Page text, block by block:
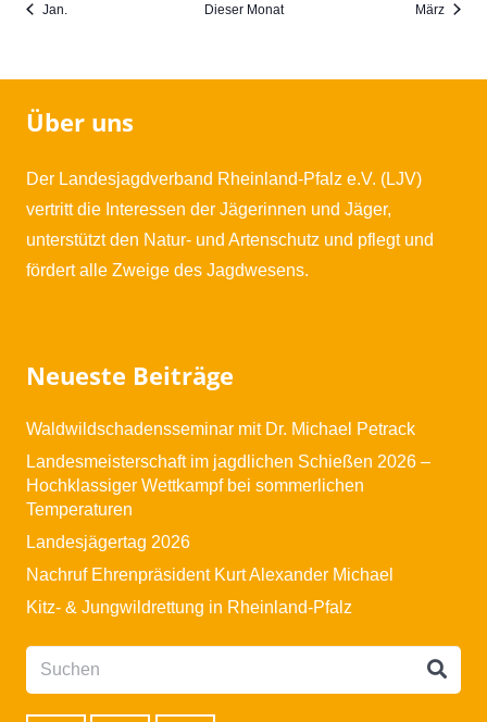
Jan. Dieser Monat März
Über uns
Der Landesjagdverband Rheinland-Pfalz e.V. (LJV)
vertritt die Interessen der Jägerinnen und Jäger,
unterstützt den Natur- und Artenschutz und pflegt und
fördert alle Zweige des Jagdwesens.
Neueste Beiträge
Waldwildschadensseminar mit Dr. Michael Petrack
Landesmeisterschaft im jagdlichen Schießen 2026 –
Hochklassiger Wettkampf bei sommerlichen
Temperaturen
Landesjägertag 2026
Nachruf Ehrenpräsident Kurt Alexander Michael
Kitz- & Jungwildrettung in Rheinland-Pfalz